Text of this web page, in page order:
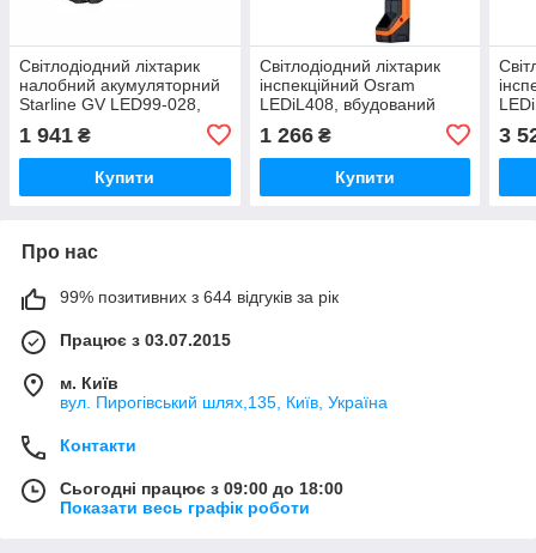
Світлодіодний ліхтарик
налобний акумуляторний
Starline GV LED99-028,
вбудований акумулятор,
1000 люм.
1 941 ₴
Купити
Світлодіодний ліхтарик
інспекційний Osram
LEDіL408, вбудований
іP20 LEDIL408
1 266₴
Купити
3
Про нас
99% позитивних з 644 відгуків за рік
Працює з 03.07.2015
м. Київ
вул. Пирогівський шлях,135, Київ, Україна
Контакти
Сьогодні працює з 09:00 до 18:00
Показати весь графік роботи